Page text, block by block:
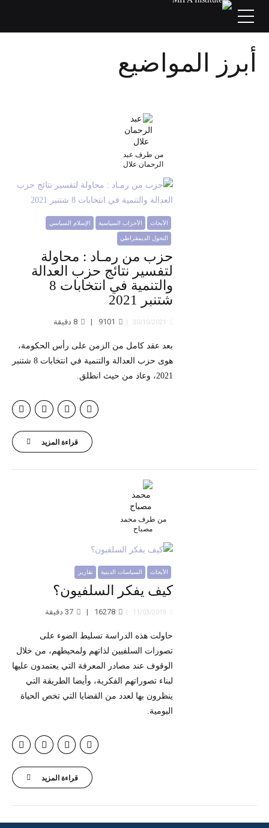
أبرز المواضيع
من طرف عبد
الرحمان علال
الأبحاث الأحزاب السياسية الإسلام السياسي
التحول الديمقراطي
حزب من رمـاد : محاولة
لتفسير نتائج حزب العدالة
والتنمية في انتخابات 8
شتنبر 2021
30/10/2021
9101
8 دقيقة
بعد عقد كامل من الزمن على رأس الحكومة،
هوى حزب العدالة والتنمية في انتخابات 8 شتنبر
2021، وعاد من حيث انطلق.
قراءة المزيد
من طرف محمد
مصباح
الأبحاث السياسات الدينية تقارير
كيف يفكر السلفيون؟
11/03/2019
16278
37دقيقة
حاولت هذه الدراسة تسليط الضوء على
تصورات السلفيين لذاتهم ولمحيطهم، من خلال
الوقوف عند مصادر المعرفة التي يعتمدون عليها
لبناء تصوراتهم الفكرية، وأيضا الطريقة التي
ينظرون بها لعدد من القضايا التي تخص الحياة
اليومية.
قراءة المزيد